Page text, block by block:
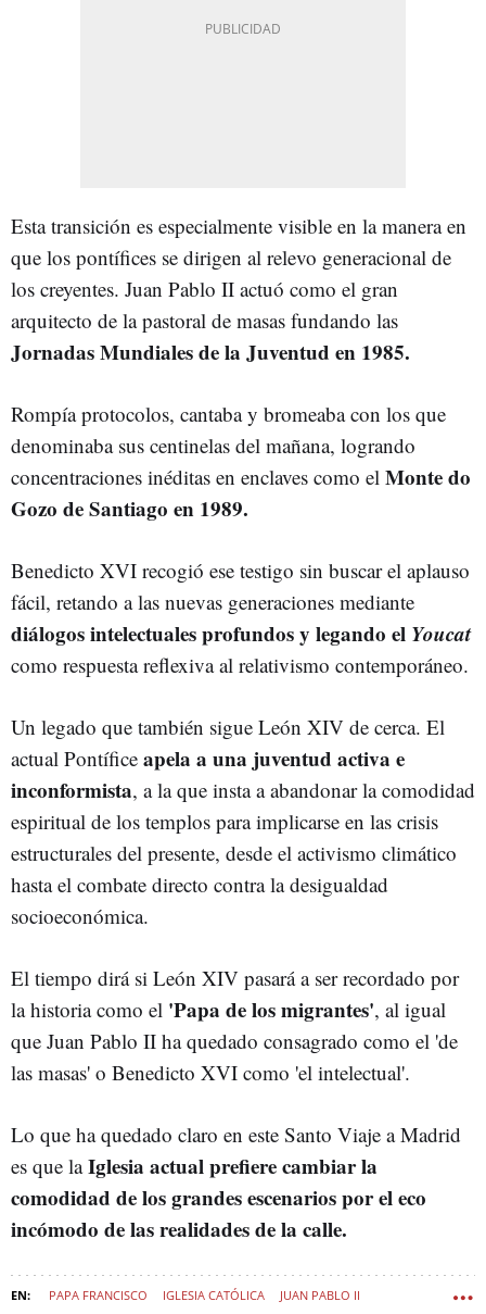
Esta transición es especialmente visible en la manera en
que los pontífices se dirigen al relevo generacional de
los creyentes. Juan Pablo II actuó como el gran
arquitecto de la pastoral de masas fundando las
Jornadas Mundiales de la Juventud en 1985.
Rompía protocolos, cantaba y bromeaba con los que
denominaba sus centinelas del mañana, logrando
concentraciones inéditas en enclaves como el Monte do
Gozo de Santiago en 1989.
Benedicto XVI recogió ese testigo sin buscar el aplauso
fácil, retando a las nuevas generaciones mediante
diálogos intelectuales profundos y legando el Youcat
como respuesta reflexiva al relativismo contemporáneo.
Un legado que también sigue León XIV de cerca. El
actual Pontífice apela a una juventud activa e
inconformista, a la que insta a abandonar la comodidad
espiritual de los templos para implicarse en las crisis
estructurales del presente, desde el activismo climático
hasta el combate directo contra la desigualdad
socioeconómica.
El tiempo dirá si León XIV pasará a ser recordado por
la historia como el 'Papa de los migrantes', al igual
que Juan Pablo II ha quedado consagrado como el 'de
las masas' o Benedicto XVI como 'el intelectual'.
Lo que ha quedado claro en este Santo Viaje a Madrid
es que laIglesia actual prefiere cambiar la
comodidad de los grandes escenarios por el eco
incómodo de las realidades de la calle.
PAPA FRANCISCO IGLESIA CATÓLICA JUAN PABLO II